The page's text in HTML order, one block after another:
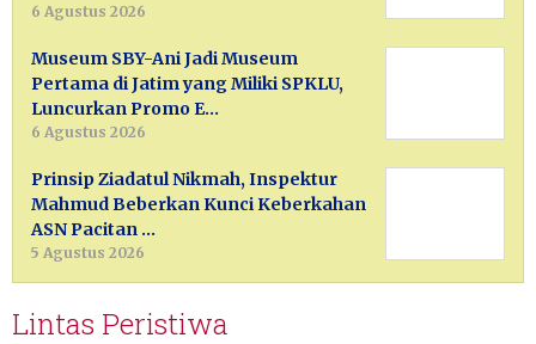
6 Agustus 2026
Museum SBY-Ani Jadi Museum
Pertama di Jatim yang Miliki SPKLU,
Luncurkan Promo E…
6 Agustus 2026
Prinsip Ziadatul Nikmah, Inspektur
Mahmud Beberkan Kunci Keberkahan
ASN Pacitan …
5 Agustus 2026
Lintas Peristiwa